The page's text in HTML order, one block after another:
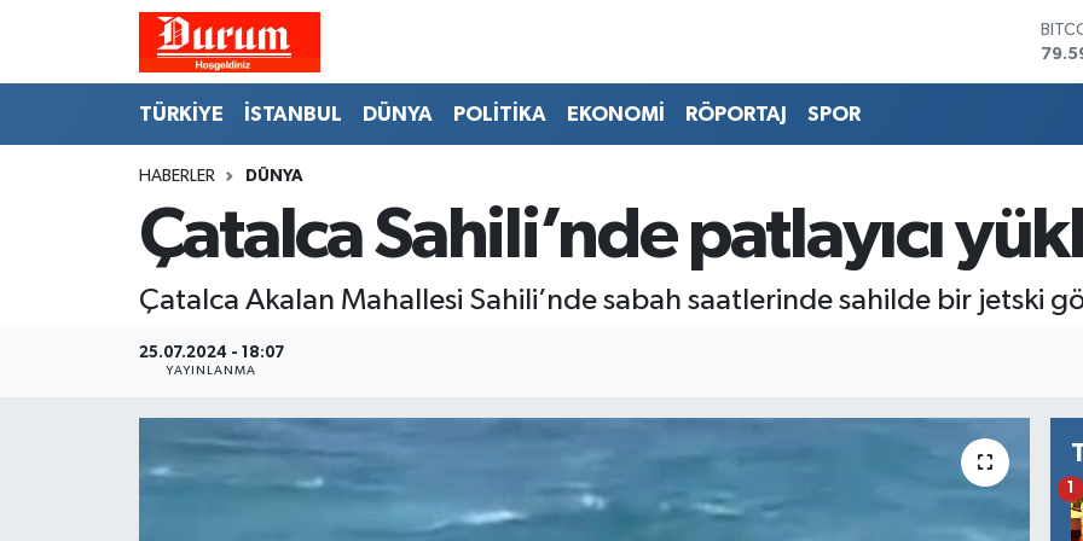
TÜRKİYE İSTANBUL DÜNYA POLİTİKA EKONOMİ RÖPORTAJ SPOR
HABERLER DÜNYA
Çatalca Sahili’nde patlayıcı
Çatalca Akalan Mahallesi Sahili’nde sabah saatlerinde sahilde bir jetski
25.07.2024 - 18:07
YAYINLANMA
1
Namaz Vakitleri
Son Dakika Haberleri